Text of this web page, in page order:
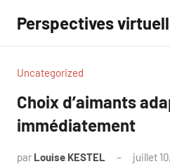
contenu
Perspectives
Uncategorized
Choix d’aimants
immédiatement
par Louise KESTEL juillet